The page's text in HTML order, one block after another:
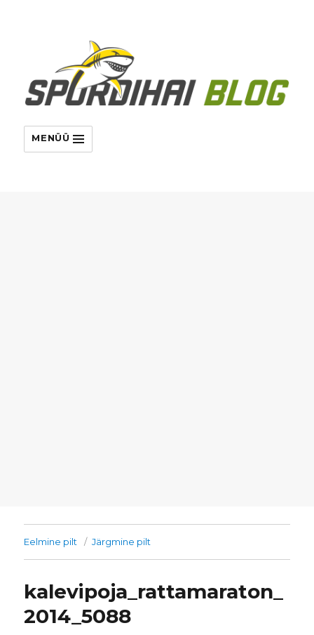
MENÜÜ
Eelmine pilt Järgmine pilt
kalevipoja_rattamaraton_
2014_5088